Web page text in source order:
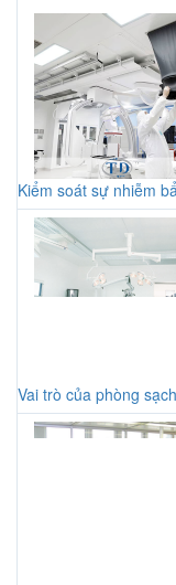
Kiểm soát sự nhiễm
Vai trò của phòng